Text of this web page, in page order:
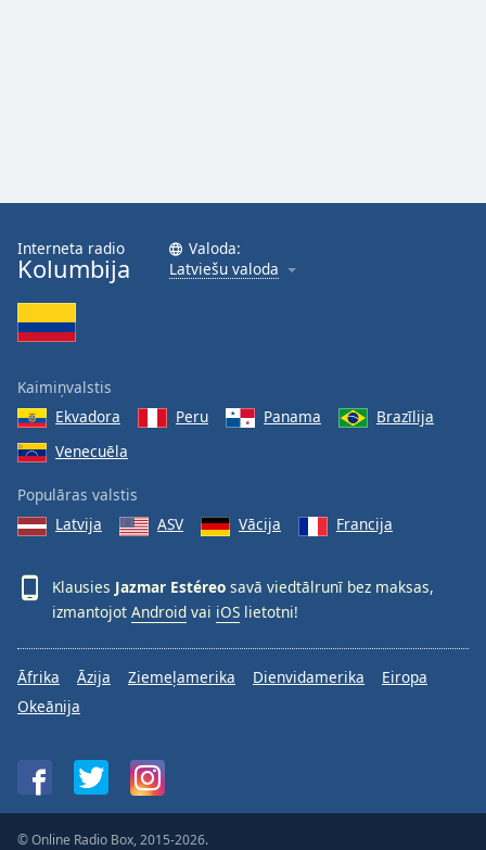
Interneta radio
Kolumbija
Valoda:
Latviešu valoda
Kaimiņvalstis
Ekvadora
Peru Panama
Brazīlija
Venecuēla
Populāras valstis
Latvija
ASV Vācija Francija
Klausies Jazmar Estéreo savā viedtālrunī bez maksas,
izmantojot Android vai iOS lietotni!
Āfrika Āzija Ziemeļamerika Dienvidamerika
Eiropa
Okeānija
© Online Radio Box, 2015-2026.